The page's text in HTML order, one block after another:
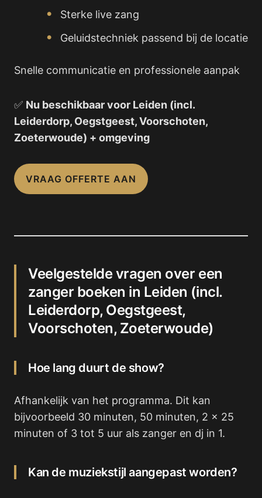
Sterke live zang
Geluidstechniek passend bij de locatie
Snelle communicatie en professionele aanpak
✅ Nu beschikbaar voor Leiden (incl.
Leiderdorp, Oegstgeest, Voorschoten,
Zoeterwoude) + omgeving
VRAAG OFFERTE AAN
Veelgestelde vragen over een
zanger boeken in Leiden (incl.
Leiderdorp, Oegstgeest,
Voorschoten, Zoeterwoude)
Hoe lang duurt de show?
Afhankelijk van het programma. Dit kan
bijvoorbeeld 30 minuten, 50 minuten, 2 x 25
minuten of 3 tot 5 uur als zanger en dj in 1.
Kan de muziekstijl aangepast worden?